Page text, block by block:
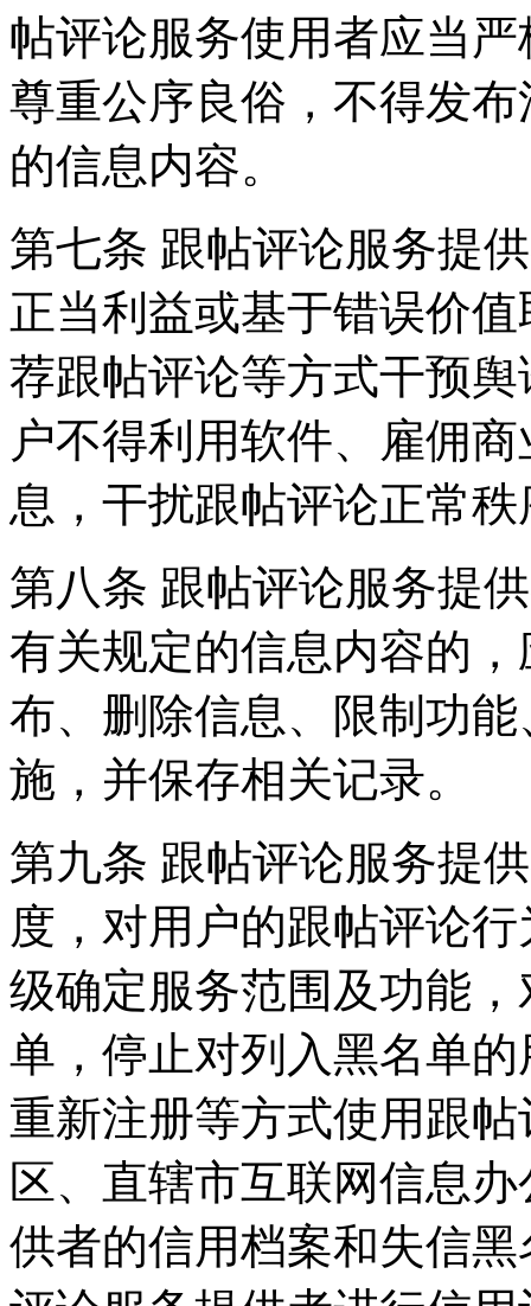
帖评论服务使用者应当
尊重公序良俗，不得发
的信息内容。
第七条 跟帖评论服务提
正当利益或基于错误价
荐跟帖评论等方式干预
户不得利用软件、雇佣
息，干扰跟帖评论正常
第八条 跟帖评论服务提
有关规定的信息内容的
布、删除信息、限制功
施，并保存相关记录。
第九条 跟帖评论服务提
度，对用户的跟帖评论
级确定服务范围及功能
单，停止对列入黑名单
重新注册等方式使用跟
区、直辖市互联网信息
供者的信用档案和失信